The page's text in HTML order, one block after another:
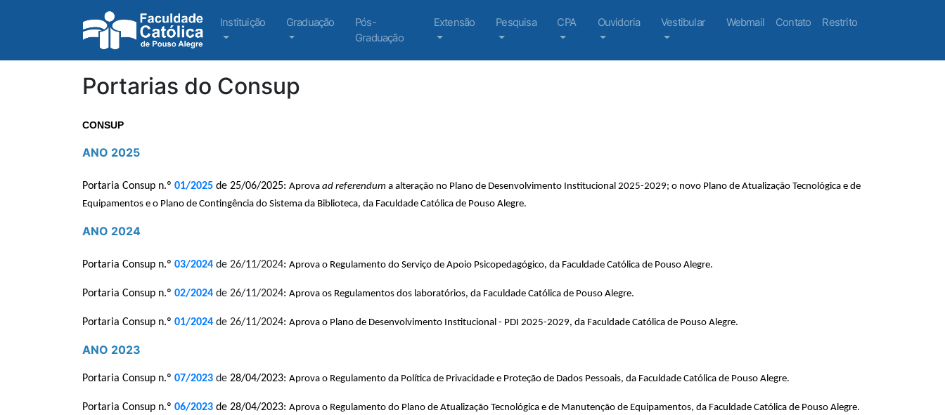
Instituição Graduação
Pós-
Graduação
Extensão Pesquisa CPA Ouvidoria Vestibular Webmail Contato Restrito
Portarias do Consup
CONSUP
ANO 2025
Portaria Consup n.º 01/2025 de 25/06/2025: Aprova ad referendum a alteração no Plano de Desenvolvimento Institucional 2025-2029; o novo Plano de Atualização Tecnológica e de
Equipamentos e o Plano de Contingência do Sistema da Biblioteca, da Faculdade Católica de Pouso Alegre.
ANO 2024
Portaria Consup n.º 03/2024 de 26/11/2024: Aprova o Regulamento do Serviço de Apoio Psicopedagógico, da Faculdade Católica de Pouso Alegre.
Portaria Consup n.º 02/2024 de 26/11/2024: Aprova os Regulamentos dos laboratórios, da Faculdade Católica de Pouso Alegre.
Portaria Consup n.º 01/2024 de 26/11/2024: Aprova o Plano de Desenvolvimento Institucional - PDI 2025-2029, da Faculdade Católica de Pouso Alegre.
ANO 2023
Portaria Consup n.º 07/2023 de 28/04/2023: Aprova o Regulamento da Política de Privacidade e Proteção de Dados Pessoais, da Faculdade Católica de Pouso Alegre.
Portaria Consup n.º 06/2023 de 28/04/2023: Aprova o Regulamento do Plano de Atualização Tecnológica e de Manutenção de Equipamentos, da Faculdade Católica de Pouso Alegre.